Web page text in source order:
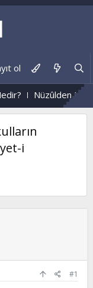
ol
Hayata...
i
#1